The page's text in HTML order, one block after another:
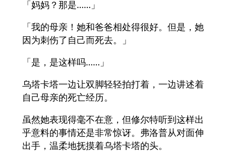
「妈妈？那是……」
「我的母亲！她和爸爸相处得很好。但是，她
因为刺伤了自己而死去。」
「是，是这样吗……」
乌塔卡塔一边让双脚轻轻拍打着，一边讲述着
自己母亲的死亡经历。
虽然她表现得毫不在意，但修尔特听到这样出
乎意料的事情还是非常惊讶。弗洛普从对面伸
出手，温柔地抚摸着乌塔卡塔的头。